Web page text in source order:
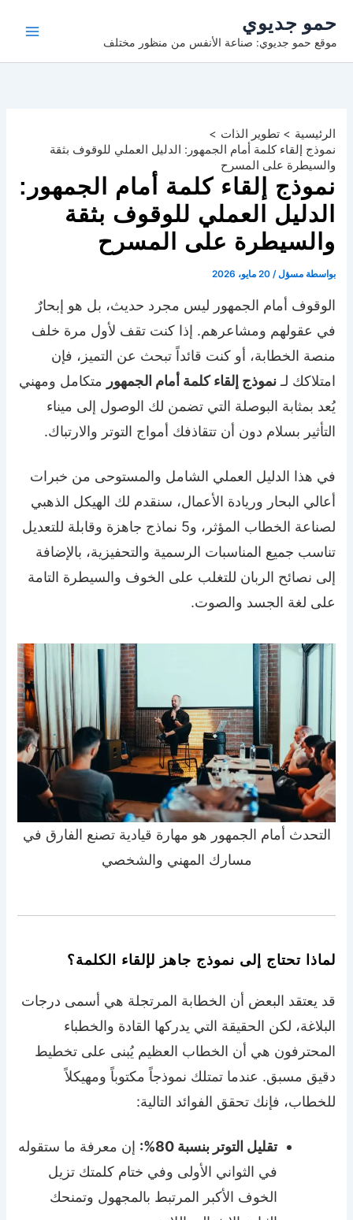
المحتوى
حمو جديوي
موقع حمو جديوي: صناعة الأنفس من منظور مختلف
الرئيسية
تطوير الذات
نموذج إلقاء كلمة أمام الجمهور: الدليل العملي للوقوف بثقة
والسيطرة على المسرح
نموذج إلقاء كلمة أمام الجمهور:
الدليل العملي للوقوف بثقة
والسيطرة على المسرح
بواسطة مسؤل/20 مايو، 2026
الوقوف أمام الجمهور ليس مجرد حديث، بل هو إبحارٌ
في عقولهم ومشاعرهم. إذا كنت تقف لأول مرة خلف
منصة الخطابة، أو كنت قائداً تبحث عن التميز، فإن
امتلاكك لـنموذج إلقاء كلمة أمام الجمهور متكامل ومهني
يُعد بمثابة البوصلة التي تضمن لك الوصول إلى ميناء
التأثير بسلام دون أن تتقاذفك أمواج التوتر والارتباك.
في هذا الدليل العملي الشامل والمستوحى من خبرات
أعالي البحار وريادة الأعمال، سنقدم لك الهيكل الذهبي
لصناعة الخطاب المؤثر، و5 نماذج جاهزة وقابلة للتعديل
تناسب جميع المناسبات الرسمية والتحفيزية، بالإضافة
إلى نصائح الربان للتغلب على الخوف والسيطرة التامة
على لغة الجسد والصوت.
التحدث أمام الجمهور هو مهارة قيادية تصنع الفارق في
مسارك المهني والشخصي
لماذا تحتاج إلى نموذج جاهز لإلقاء الكلمة؟
قد يعتقد البعض أن الخطابة المرتجلة هي أسمى درجات
البلاغة، لكن الحقيقة التي يدركها القادة والخطباء
المحترفون هي أن الخطاب العظيم يُبنى على تخطيط
دقيق مسبق. عندما تمتلك نموذجاً مكتوباً ومهيكلاً
للخطاب، فإنك تحقق الفوائد التالية:
تقليل التوتر بنسبة 80%:
إن معرفة ما ستقوله
في الثواني الأولى وفي ختام كلمتك تزيل
الخوف الأكبر المرتبط بالمجهول وتمنحك